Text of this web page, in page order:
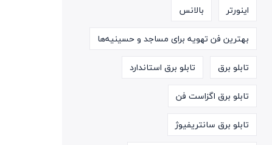
اینورتر
بالانس
بهترین فن تهویه برای مساجد و حسینیه‌ها
تابلو برق
تابلو برق استاندارد
تابلو برق اگزاست فن
تابلو برق سانتریفیوژ